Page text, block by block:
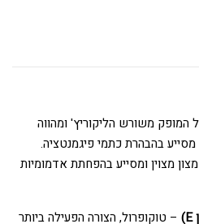
המופק משורש הליקוריץ' ומהווה
מסייע בהבהרת כתמי פיגמנטציה.
מצוין ומסייע בהפחתת אדמומיות
– טוקופרול, הצורה הפעילה ביותר